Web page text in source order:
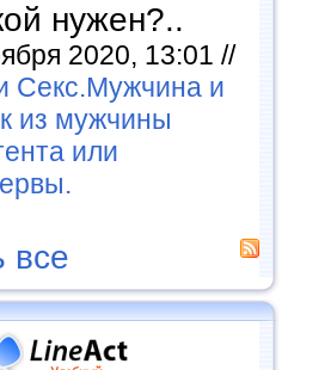
нужен?..
2020, 13:01 //
Секс.Мужчина и
из мужчины
или
все